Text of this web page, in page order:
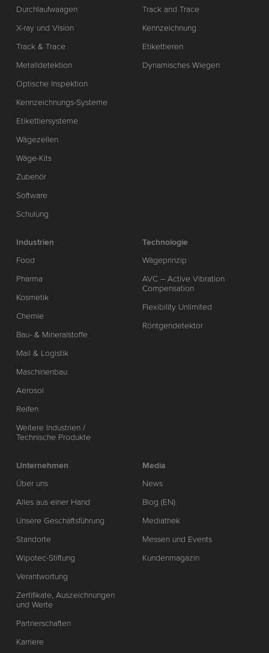
Durchlaufwaagen
X-ray und Vision
Track & Trace
Metalldetektion
Optische Inspektion
Kennzeichnungs-Systeme
Etikettiersysteme
Wägezellen
Wäge-Kits
Zubehör
Software
Schulung
Track and Trace
Kennzeichnung
Etikettieren
Dynamisches Wiegen
Industrien
Food
Pharma
Kosmetik
Chemie
Bau- & Mineralstoffe
Mail & Logistik
Maschinenbau
Aerosol
Reifen
Weitere Industrien /
Technische Produkte
Technologie
Wägeprinzip
AVC – Active Vibration
Compensation
Flexibility Unlimited
Röntgendetektor
Unternehmen
Über uns
Alles aus einer Hand
Unsere Geschäftsführung
Standorte
Wipotec-Stiftung
Verantwortung
Zertifikate, Auszeichnungen
und Werte
Partnerschaften
Karriere
Media
News
Blog (EN)
Mediathek
Messen und Events
Kundenmagazin